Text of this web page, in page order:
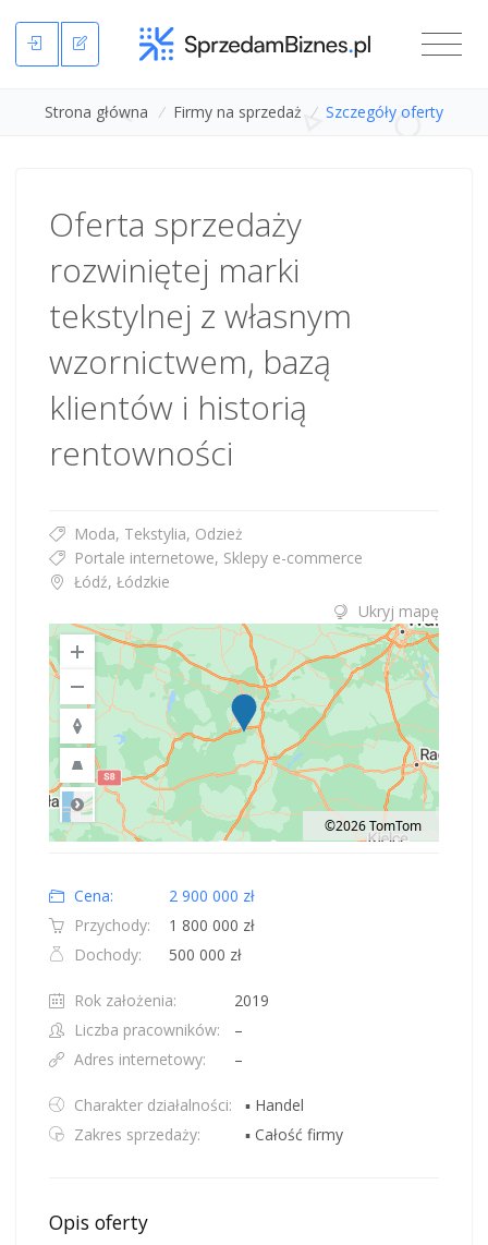
Strona główna / Firmy na sprzedaż / Szczegóły oferty
Oferta sprzedaży
rozwiniętej marki
tekstylnej z własnym
wzornictwem, bazą
klientów i historią
rentowności
Moda, Tekstylia, Odzież
Portale internetowe, Sklepy e-commerce
Łódź, Łódzkie
Ukryj mapę
Road
©2026 TomTom
Cena:
2 900 000 zł
Przychody:
1 800 000 zł
Dochody:
500 000 zł
Rok założenia:
2019
Liczba pracowników:
–
Adres internetowy:
–
Charakter działalności:
▪ Handel
Zakres sprzedaży:
▪ Całość firmy
Opis oferty